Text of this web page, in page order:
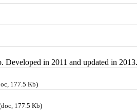
Developed in 2011 and updated in 2013.
177.5 Kb)
177.5 Kb)